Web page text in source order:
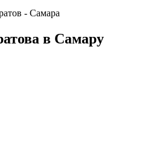
- Самара
в Самару